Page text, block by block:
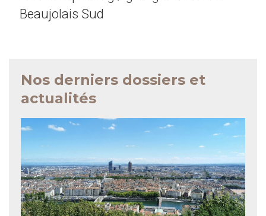
Beaujolais Sud
Nos derniers dossiers et
actualités